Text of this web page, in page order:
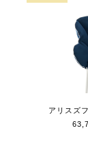
アリスズ